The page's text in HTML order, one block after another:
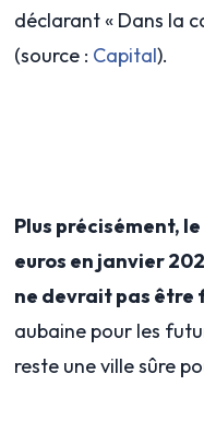
déclarant « Dans la
(source : Capital).
Plus précisément,
euros en janvier
ne devrait pas être
aubaine pour les
reste une ville sûre